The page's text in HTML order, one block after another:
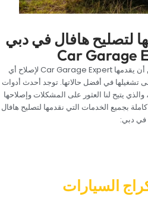
لتصليح هافال في دبي
‏هناك العديد من الخدمات التي يمكن أن يقدمها Car Garage Expert لإصلاح أي
في أفضل حالاتها. توجد أحدث أدوات
يتيح لنا العثور على المشكلات وإصلاحها
بجميع الخدمات التي نقدمها لتصليح هافال
في دبي:‏
السيارات